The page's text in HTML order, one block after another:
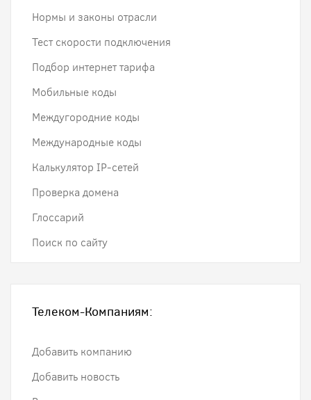
Нормы и законы отрасли
Тест скорости подключения
Подбор интернет тарифа
Мобильные коды
Междугородние коды
Международные коды
Калькулятор IP-сетей
Проверка домена
Глоссарий
Поиск по сайту
Телеком-Компаниям:
Добавить компанию
Добавить новость